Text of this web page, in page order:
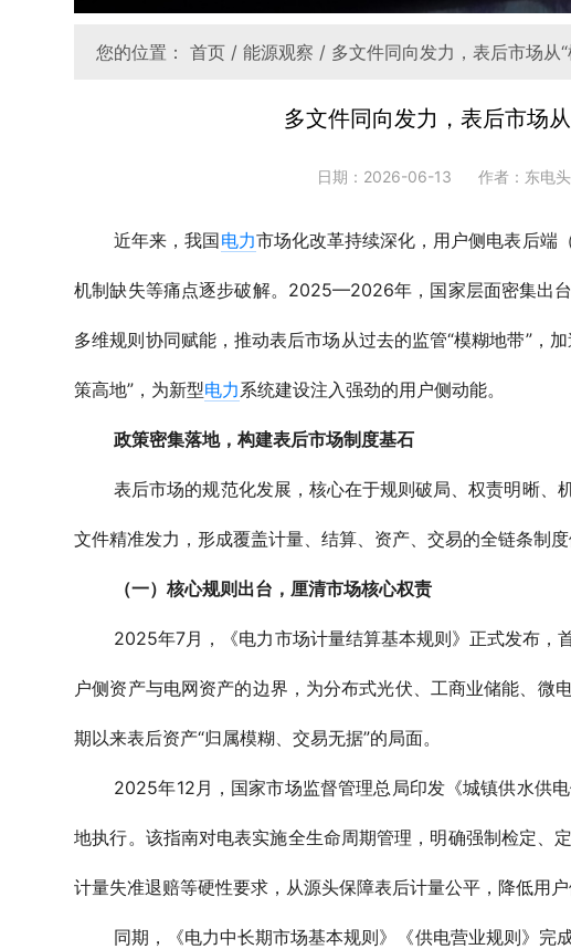
您的位置：首页 /能源观察 / 多文件同向发力，表后市场从
多文件同向发力，表后市场
日期：2026-06-13 作者：东电
近年来，我国电力市场化改革持续深化，用户侧电表后端
机制缺失等痛点逐步破解。2025—2026年，国家层面密集出
多维规则协同赋能，推动表后市场从过去的监管“模糊地带”，
策高地”，为新型电力系统建设注入强劲的用户侧动能。
政策密集落地，构建表后市场制度基石
表后市场的规范化发展，核心在于规则破局、权责明晰
文件精准发力，形成覆盖计量、结算、资产、交易的全链条制
（一）核心规则出台，厘清市场核心权责
2025年7月，《电力市场计量结算基本规则》正式发布，
户侧资产与电网资产的边界，为分布式光伏、工商业储能、
期以来表后资产“归属模糊、交易无据”的局面。
2025年12月，国家市场监督管理总局印发《城镇供水供
地执行。该指南对电表实施全生命周期管理，明确强制检定、
计量失准退赔等硬性要求，从源头保障表后计量公平，降低用户
同期，《电力中长期市场基本规则》《供电营业规则》